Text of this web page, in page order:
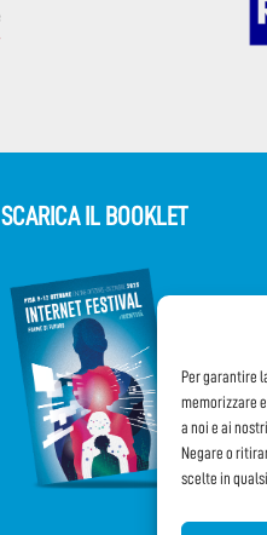
Per garantire
memorizzare
a noi e ai
Negare o
scelte in
SCARICA IL BOOKLET